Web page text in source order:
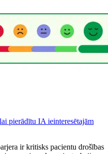
pierādītu IA ieinteresētajām
ir kritisks pacientu drošības